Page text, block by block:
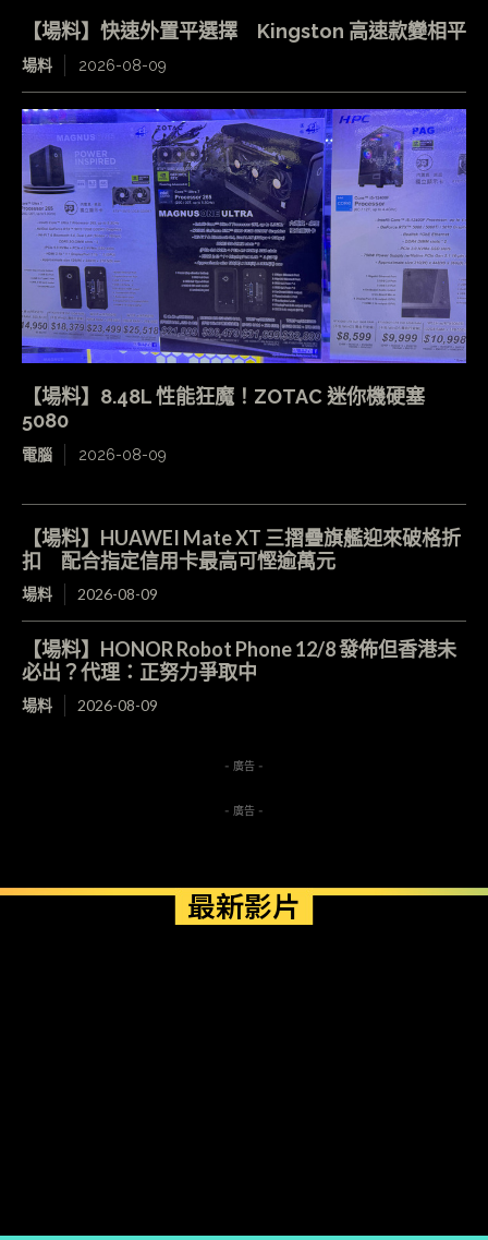
【場料】快速外置平選擇 Kingston 高速款變相平
場料 2026-08-09
【場料】8.48L 性能狂魔！ZOTAC 迷你機硬塞
5080
電腦 2026-08-09
【場料】HUAWEI Mate XT 三摺疊旗艦迎來破格折
扣 配合指定信用卡最高可慳逾萬元
場料 2026-08-09
【場料】HONOR Robot Phone 12/8 發佈但香港未
必出？代理：正努力爭取中
場料 2026-08-09
- 廣告 -
- 廣告 -
最新影片